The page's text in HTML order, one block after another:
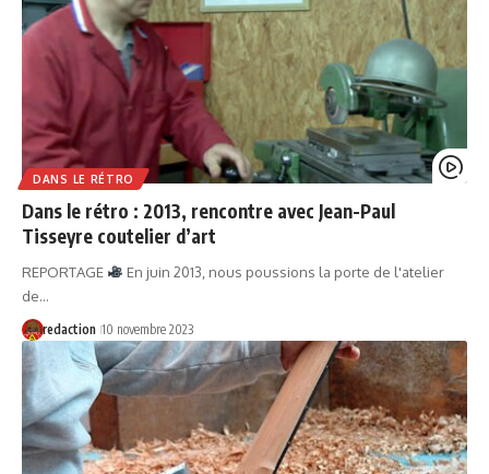
DANS LE RÉTRO
Dans le rétro : 2013, rencontre avec Jean-Paul
Tisseyre coutelier d’art
REPORTAGE
En juin 2013, nous poussions la porte de l'atelier
de…
redaction 10 novembre 2023